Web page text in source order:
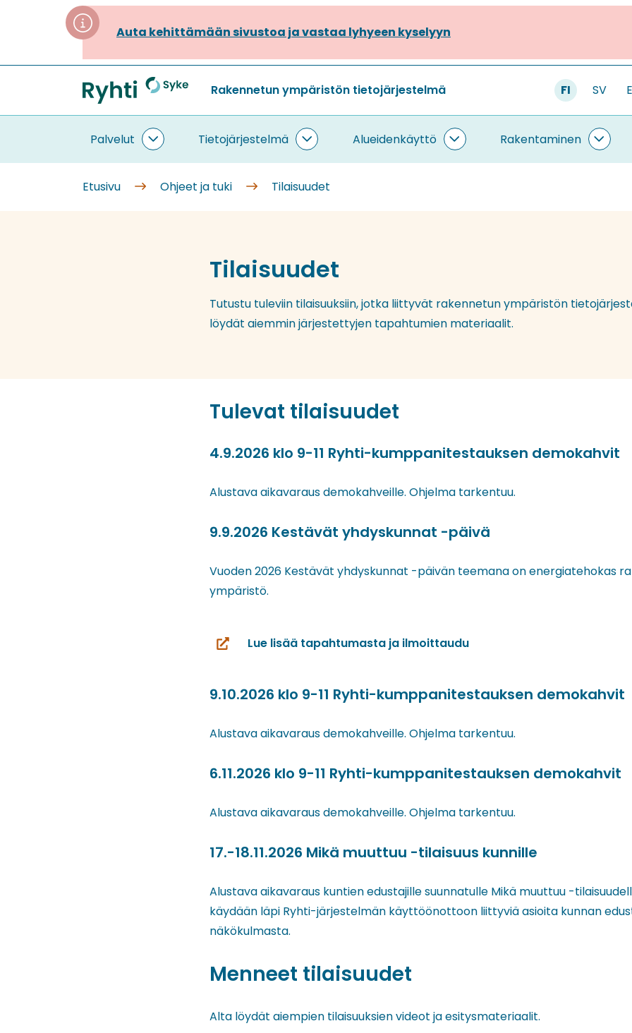
Siirry
sisältöönAuta kehittämään sivustoa ja vastaa lyhyeen kyselyyn
Etusivu
Rakennetun ympäristön tietojärjestelmä FI SV
Palvelut
Palvelut
alasivut
Tietojärjestelmä
Tietojärjestelmä
alasivut
Alueidenkäyttö
Alueidenkäyttö
alasivut
Rakentaminen
Etusivu
Ohjeet ja tuki Tilaisuudet
Tilaisuudet
Tutustu tuleviin tilaisuuksiin, jotka liittyvät rakennetun ympäristön
löydät aiemmin järjestettyjen tapahtumien materiaalit.
Tulevat tilaisuudet
4.9.2026 klo 9-11 Ryhti-kumppanitestauksen demokahvit
Alustava aikavaraus demokahveille. Ohjelma tarkentuu.
9.9.2026 Kestävät yhdyskunnat -päivä
Vuoden 2026 Kestävät yhdyskunnat -päivän teemana on energiatehokas
ympäristö.
Lue lisää tapahtumasta ja ilmoittaudu
(siirryt
palveluun)
9.10.2026 klo 9-11 Ryhti-kumppanitestauksen demokahvit
Alustava aikavaraus demokahveille. Ohjelma tarkentuu.
6.11.2026 klo 9-11 Ryhti-kumppanitestauksen demokahvit
Alustava aikavaraus demokahveille. Ohjelma tarkentuu.
17.-18.11.2026 Mikä muuttuu -tilaisuus kunnille
Alustava aikavaraus kuntien edustajille suunnatulle Mikä muuttuu -
käydään läpi Ryhti-järjestelmän käyttöönottoon liittyviä asioita kunnan
näkökulmasta.
Menneet tilaisuudet
Alta löydät aiempien tilaisuuksien videot ja esitysmateriaalit.